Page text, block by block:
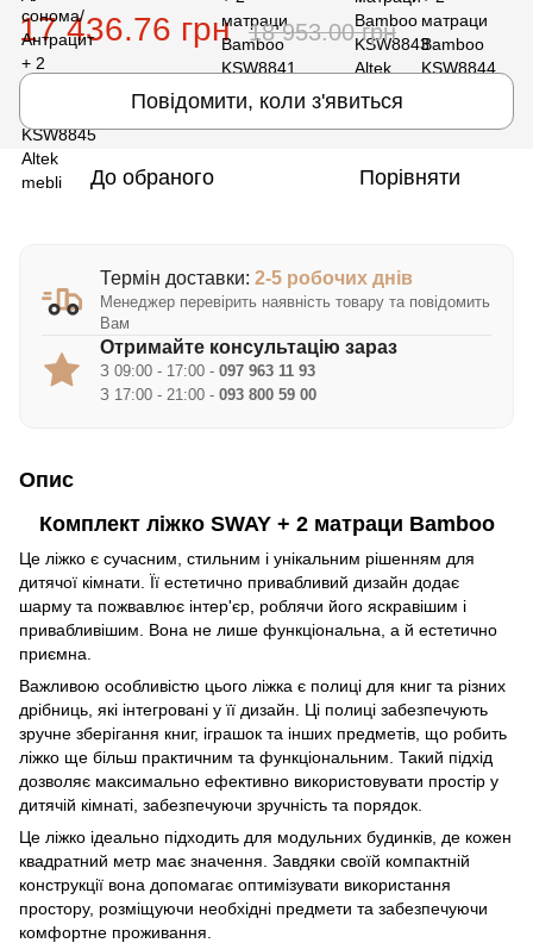
17 436.76 грн 18 953.00 грн
Повідомити, коли з'явиться
До обраного Порівняти
Термін доставки: 2-5 робочих днів
Менеджер перевірить наявність товару та повідомить
Вам
Отримайте консультацію зараз
З 09:00 - 17:00 - 097 963 11 93
З 17:00 - 21:00 - 093 800 59 00
Опис
Комплект ліжко SWAY + 2 матраци Bamboo
Це ліжко є сучасним, стильним і унікальним рішенням для
дитячої кімнати. Її естетично привабливий дизайн додає
шарму та пожвавлює інтер'єр, роблячи його яскравішим і
привабливішим. Вона не лише функціональна, а й естетично
приємна.
Важливою особливістю цього ліжка є полиці для книг та різних
дрібниць, які інтегровані у її дизайн. Ці полиці забезпечують
зручне зберігання книг, іграшок та інших предметів, що робить
ліжко ще більш практичним та функціональним. Такий підхід
дозволяє максимально ефективно використовувати простір у
дитячій кімнаті, забезпечуючи зручність та порядок.
Це ліжко ідеально підходить для модульних будинків, де кожен
квадратний метр має значення. Завдяки своїй компактній
конструкції вона допомагає оптимізувати використання
простору, розміщуючи необхідні предмети та забезпечуючи
комфортне проживання.